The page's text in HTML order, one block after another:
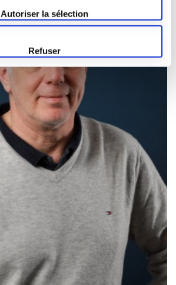
Autoriser la sélection
Refuser